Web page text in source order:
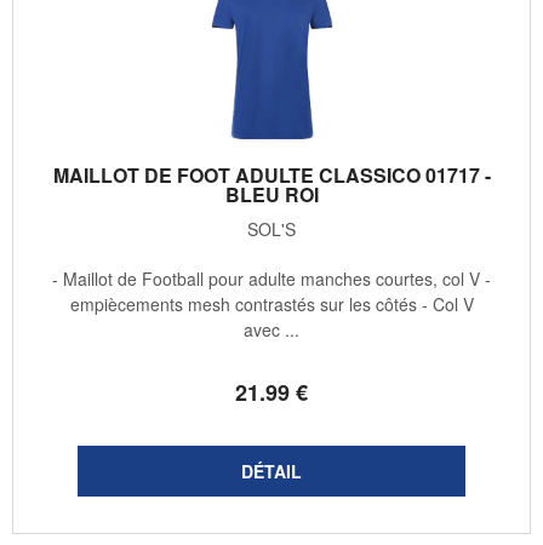
MAILLOT DE FOOT ADULTE CLASSICO 01717 -
BLEU ROI
SOL'S
21.99€
- Maillot de Football pour adulte manches courtes, col V -
empiècements mesh contrastés sur les côtés - Col V
avec ...